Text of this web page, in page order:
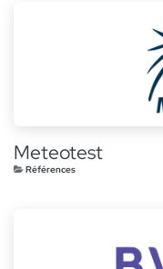
Meteotest
Références